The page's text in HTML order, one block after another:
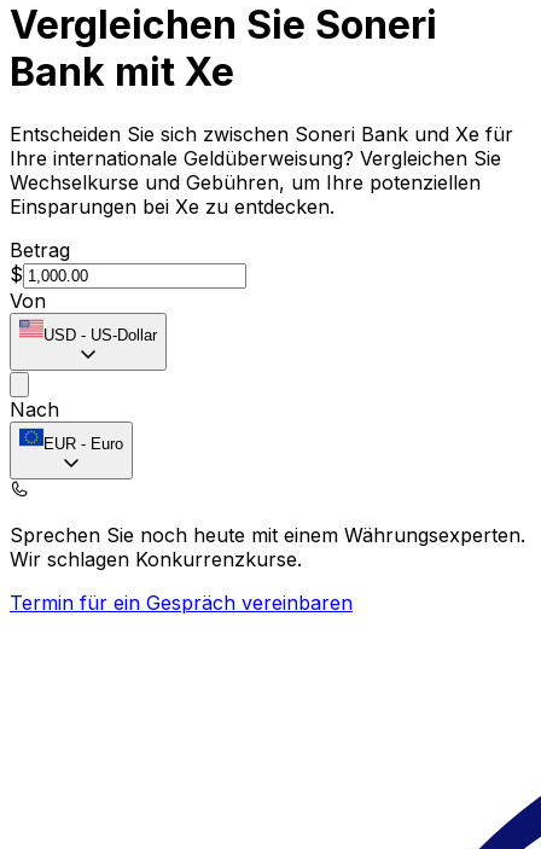
Vergleichen Sie Soneri
Bank mit Xe
Entscheiden Sie sich zwischen Soneri Bank und Xe für
Ihre internationale Geldüberweisung? Vergleichen Sie
Wechselkurse und Gebühren, um Ihre potenziellen
Einsparungen bei Xe zu entdecken.
Betrag
$
Von
USD - US-Dollar
Nach
EUR - Euro
Sprechen Sie noch heute mit einem Währungsexperten.
Wir schlagen Konkurrenzkurse.
Termin für ein Gespräch vereinbaren